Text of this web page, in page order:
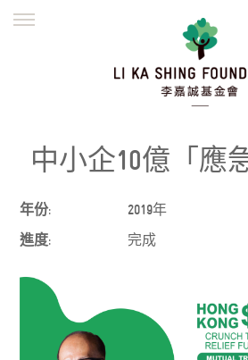
並肩同行
繁體
中小企10億「應
年份:
2019年
進度:
完成